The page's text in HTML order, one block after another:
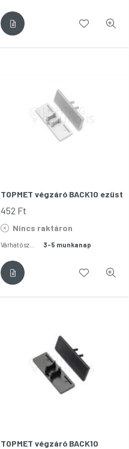
TOPMET végzáró BACK10 ezüst
452 Ft
Nincs raktáron
3-5 munkanap
TOPMET végzáró BACK10